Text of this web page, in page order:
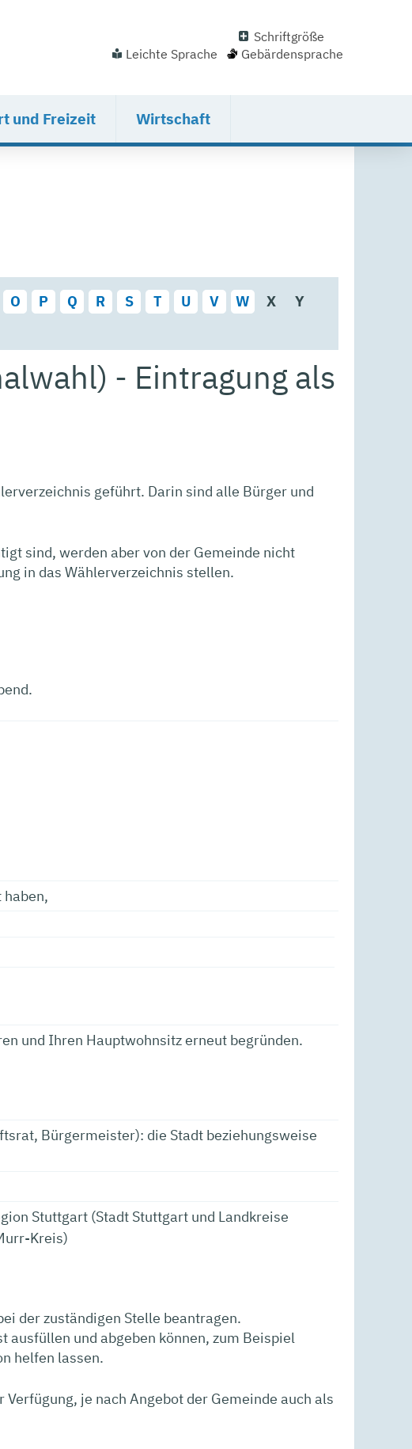
Schriftgröße
Leichte Sprache
Gebärdensprache
und Freizeit Wirtschaft
O P Q R S T U V W X
Y
- Eintragung als
geführt. Darin sind alle Bürger und
sind, werden aber von der Gemeinde nicht
in das Wählerverzeichnis stellen.
und Ihren Hauptwohnsitz erneut begründen.
Bürgermeister): die Stadt beziehungsweise
Stuttgart (Stadt Stuttgart und Landkreise
Kreis)
der zuständigen Stelle beantragen.
und abgeben können, zum Beispiel
helfen lassen.
je nach Angebot der Gemeinde auch als